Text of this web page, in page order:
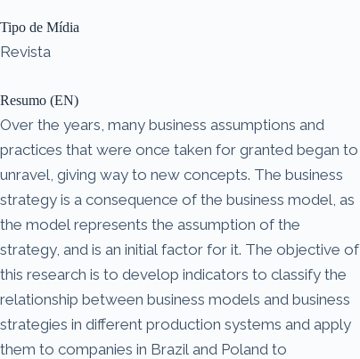
Tipo de Mídia
Revista
Resumo (EN)
Over the years, many business assumptions and
practices that were once taken for granted began to
unravel, giving way to new concepts. The business
strategy is a consequence of the business model, as
the model represents the assumption of the
strategy, and is an initial factor for it. The objective of
this research is to develop indicators to classify the
relationship between business models and business
strategies in different production systems and apply
them to companies in Brazil and Poland to